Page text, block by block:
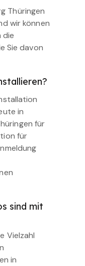
Thüringen
wir können
die
Sie davon
in
für
für
sind mit
Vielzahl
in